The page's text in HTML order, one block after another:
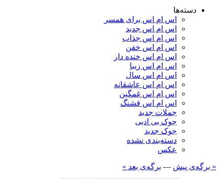
دسته‌ها
اس ام اس برای همسر
اس ام اس جدید
اس ام اس جذاب
اس ام اس خفن
اس ام اس خنده دار
اس ام اس زیبا
اس ام اس سال
اس ام اس عاشقانه
اس ام اس غمگین
اس ام اس قشنگ
جملات جدید
جوک بی ادبی
جوک جدید
دسته‌بندی نشده
عکس
« برگه‌ی پیش — برگه‌ی بعد »